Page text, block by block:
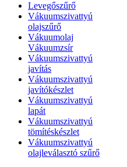
Levegőszűrő
Vákuumszivattyú
olajszűrő
Vákuumolaj
Vákuumzsír
Vákuumszivattyú
javítás
Vákuumszivattyú
javítókészlet
Vákuumszivattyú
lapát
Vákuumszivattyú
tömítéskészlet
Vákuumszivattyú
olajleválasztó szűrő